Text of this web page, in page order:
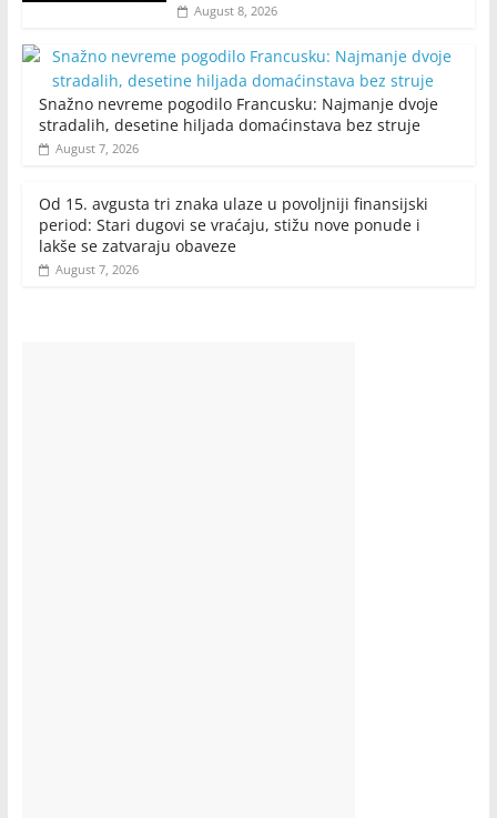
August 8, 2026
Snažno nevreme pogodilo Francusku: Najmanje dvoje
stradalih, desetine hiljada domaćinstava bez struje
August 7, 2026
Od 15. avgusta tri znaka ulaze u povoljniji finansijski
period: Stari dugovi se vraćaju, stižu nove ponude i
lakše se zatvaraju obaveze
August 7, 2026